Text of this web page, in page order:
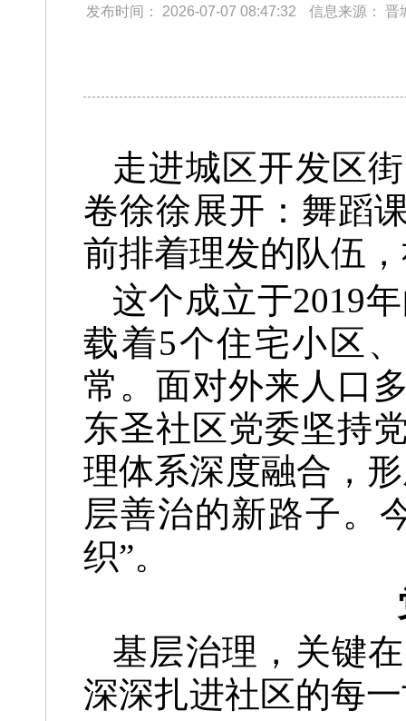
发布时间： 2026-07-07 08:47:32 信息来源： 晋
走进城区开发区
卷徐徐展开：舞蹈
前排着理发的队伍
这个成立于2019
载着5个住宅小区
常。面对外来人口
东圣社区党委坚持
理体系深度融合，
层善治的新路子。
织”。
基层治理，关键
深深扎进社区的每